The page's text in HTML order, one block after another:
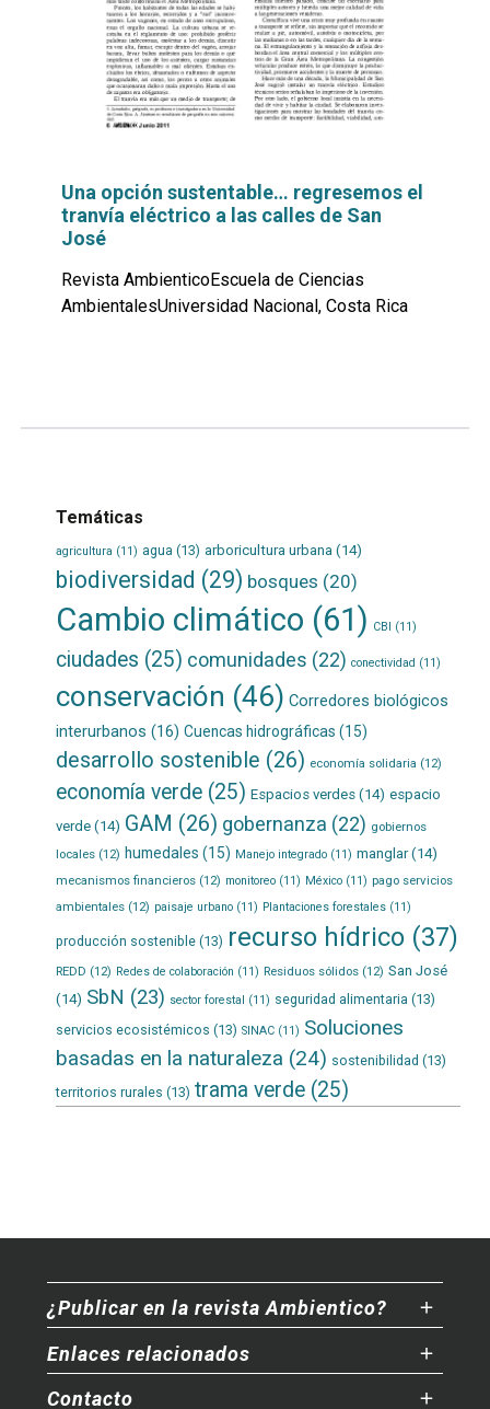
Una opción sustentable… regresemos el
tranvía eléctrico a las calles de San
José
Revista AmbienticoEscuela de Ciencias
AmbientalesUniversidad Nacional, Costa Rica
Temáticas
agricultura (11) agua (13) arboricultura urbana (14)
biodiversidad (29) bosques (20)
Cambio climático (61) CBI (11)
ciudades (25) comunidades (22) conectividad (11)
conservación (46) Corredores biológicos
interurbanos (16) Cuencas hidrográficas (15)
desarrollo sostenible (26) economía solidaria (12)
economía verde(25) Espacios verdes(14) espacio
verde(14) GAM (26) gobernanza (22) gobiernos
locales(12) humedales (15) Manejo integrado(11) manglar(14)
mecanismos financieros(12) monitoreo(11) México(11) pago servicios
ambientales(12) paisaje urbano(11) Plantaciones forestales(11)
producción sostenible(13) recurso hídrico(37)
REDD (12) Redes de colaboración (11) Residuos sólidos(12) San José
(14) SbN (23) sector forestal (11) seguridad alimentaria (13)
servicios ecosistémicos (13) SINAC(11) Soluciones
basadas en la naturaleza (24) sostenibilidad (13)
territorios rurales (13) trama verde(25)
¿Publicar en la revista Ambientico?
Enlaces relacionados
Contacto